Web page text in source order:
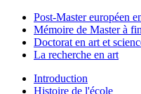
Post-Master européen
Mémoire de Master à
Doctorat en art et
La recherche en art
Introduction
Histoire de l'école